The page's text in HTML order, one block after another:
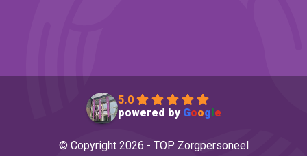
5.0
powered by Goog e
© Copyright 2026 - TOP Zorgpersoneel